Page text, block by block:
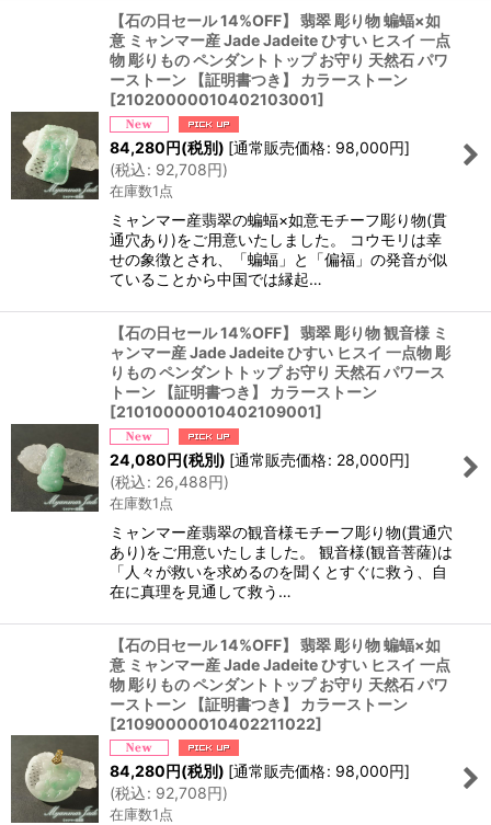
【石の日セール 14%OFF】 翡翠 彫り物 蝙蝠×如
意 ミャンマー産 Jade Jadeite ひすい ヒスイ 一点
物 彫りもの ペンダントトップ お守り 天然石 パワ
ーストーン 【証明書つき】 カラーストーン
[21020000010402103001]
84,280円(税別) [通常販売価格: 98,000円]
(税込: 92,708円)
在庫数1点
ミャンマー産翡翠の蝙蝠×如意モチーフ彫り物(貫
通穴あり)をご用意いたしました。 コウモリは幸
せの象徴とされ、「蝙蝠」と「偏福」の発音が似
ていることから中国では縁起…
【石の日セール 14%OFF】 翡翠 彫り物 観音様 ミ
ャンマー産 Jade Jadeite ひすい ヒスイ 一点物 彫
りもの ペンダントトップ お守り 天然石 パワース
トーン 【証明書つき】 カラーストーン
[21010000010402109001]
24,080円(税別) [通常販売価格: 28,000円]
(税込: 26,488円)
在庫数1点
ミャンマー産翡翠の観音様モチーフ彫り物(貫通穴
あり)をご用意いたしました。 観音様(観音菩薩)は
「人々が救いを求めるのを聞くとすぐに救う、自
在に真理を見通して救う…
【石の日セール 14%OFF】 翡翠 彫り物 蝙蝠×如
意 ミャンマー産 Jade Jadeite ひすい ヒスイ 一点
物 彫りもの ペンダントトップ お守り 天然石 パワ
ーストーン 【証明書つき】 カラーストーン
[21090000010402211022]
84,280円(税別) [通常販売価格: 98,000円]
(税込: 92,708円)
在庫数1点